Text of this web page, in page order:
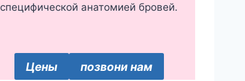
специфической анатомией бровей.
Цены позвони нам